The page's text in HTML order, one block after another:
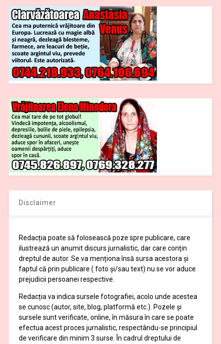
Disclaimer
Redacția poate să folosească poze spre publicare, care
ilustrează un anumit discurs jurnalistic, dar care conțin
dreptul de autor. Se va menționa însă sursa acestora și
faptul că prin publicare ( foto și/sau text) nu se vor aduce
prejudicii persoanei respective.
Redacția va indica sursele fotografiei, acolo unde acestea
se cunosc (autor, site, blog, platformă etc.). Pozele și
sursele sunt verificate, online, în măsura în care se poate
efectua acest proces jurnalistic, respectându-se principiul
de verificare din minim 3 surse. În cadrul dreptului de